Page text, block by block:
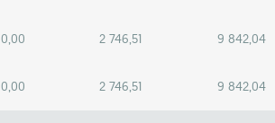
0,00 2 746,51 9 842,04
0,00 2 746,51 9 842,04